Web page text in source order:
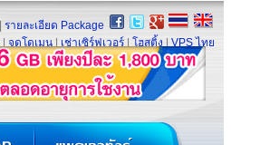
รายละเอียด Package
จดโดเมน เช่าเซิร์ฟเวอร์ โฮสติ้ง VPS ไทย